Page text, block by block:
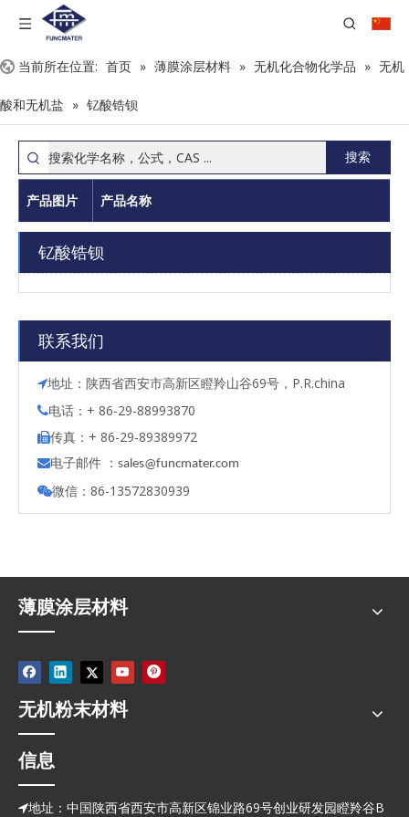
当前所在位置: 首页 » 薄膜涂层材料 » 无机化合物化学品 » 无机
酸和无机盐 » 钇酸锆钡
搜索
产品图片 产品名称
钇酸锆钡
联系我们
地址：陕西省西安市高新区瞪羚山谷69号，P.R.china
电话：+ 86-29-88993870
传真：+ 86-29-89389972
电子邮件 ： sales@funcmater.com
微信：86-13572830939
薄膜涂层材料
无机粉末材料
信息
地址：中国陕西省西安市高新区锦业路69号创业研发园瞪羚谷B